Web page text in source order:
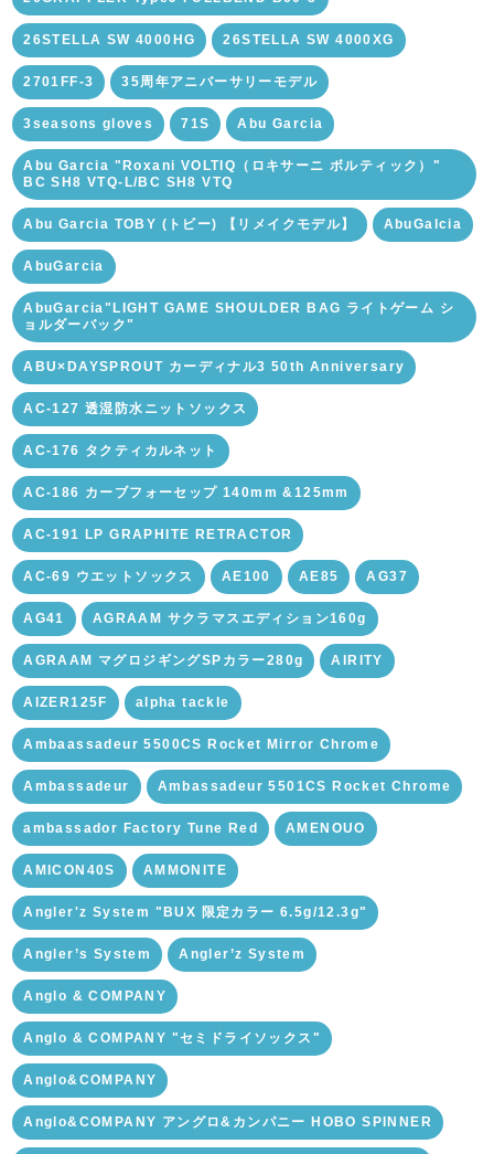
26STELLA SW 4000HG 26STELLA SW 4000XG
2701FF-3 35周年アニバーサリーモデル
3seasons gloves 71S Abu Garcia
Abu Garcia "Roxani VOLTIQ（ロキサーニ ボルティック）"
BC SH8 VTQ-L/BC SH8 VTQ
Abu Garcia TOBY (トビー) 【リメイクモデル】 AbuGalcia
AbuGarcia
AbuGarcia"LIGHT GAME SHOULDER BAG ライトゲーム シ
ョルダーバック"
ABU×DAYSPROUT カーディナル3 50th Anniversary
AC-127 透湿防水ニットソックス
AC-176 タクティカルネット
AC-186 カーブフォーセップ 140mm &125mm
AC-191 LP GRAPHITE RETRACTOR
AC-69 ウエットソックス AE100 AE85 AG37
AG41 AGRAAM サクラマスエディション160g
AGRAAM マグロジギングSPカラー280g AIRITY
AIZER125F alpha tackle
Ambaassadeur 5500CS Rocket Mirror Chrome
Ambassadeur Ambassadeur 5501CS Rocket Chrome
ambassador Factory Tune Red AMENOUO
AMICON40S AMMONITE
Angler'z System "BUX 限定カラー 6.5g/12.3g"
Angler’s System Angler’z System
Anglo & COMPANY
Anglo & COMPANY "セミドライソックス"
Anglo&COMPANY
Anglo&COMPANY アングロ&カンパニー HOBO SPINNER